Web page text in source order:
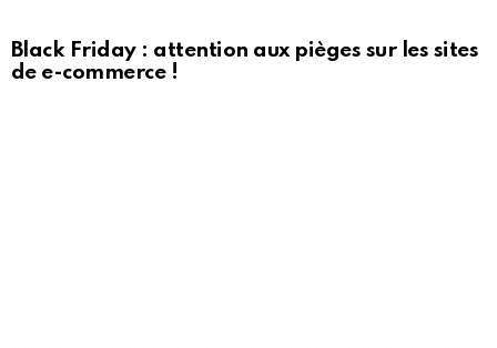
Black Friday : attention aux pièges sur les sites
de e-commerce !